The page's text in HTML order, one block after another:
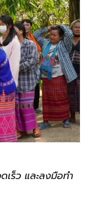
เร็ว และลงมือทำ